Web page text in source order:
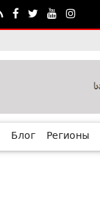
Блог Регионы